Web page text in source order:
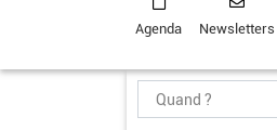
Agenda Newsletters